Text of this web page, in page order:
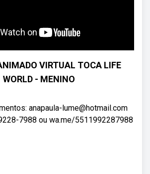
VIRTUAL TOCA LIFE
WORLD - MENINO
anapaula-lume@hotmail.com
7988 ou wa.me/5511992287988